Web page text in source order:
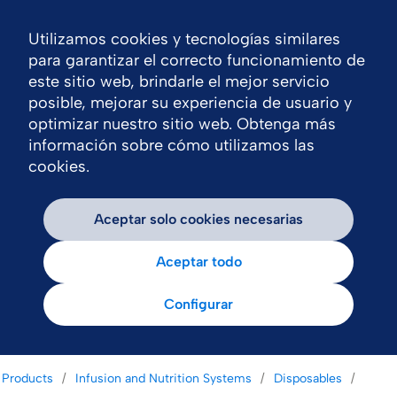
Products Infusion and Nutrition Systems Disposables
Utilizamos cookies y tecnologías similares
para garantizar el correcto funcionamiento de
este sitio web, brindarle el mejor servicio
posible, mejorar su experiencia de usuario y
optimizar nuestro sitio web. Obtenga más
información sobre cómo utilizamos las
cookies.
Aceptar solo cookies necesarias
Aceptar todo
Configurar